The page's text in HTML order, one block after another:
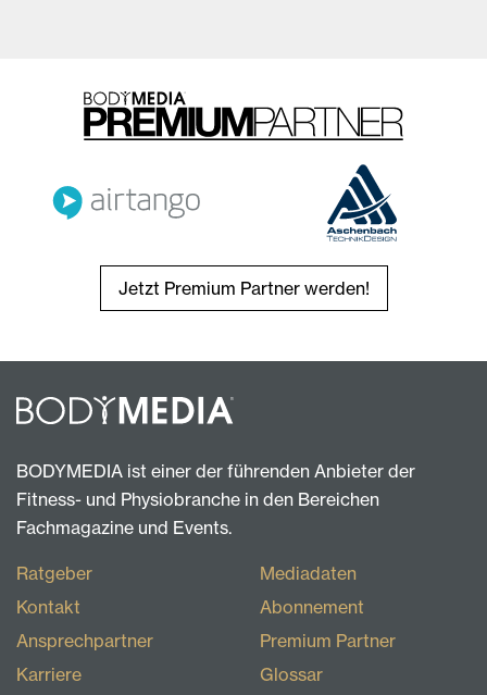
Jetzt Premium Partner werden!
BODYMEDIA ist einer der führenden Anbieter der
Fitness- und Physiobranche in den Bereichen
Fachmagazine und Events.
Ratgeber
Kontakt
Ansprechpartner
Karriere
Mediadaten
Abonnement
Premium Partner
Glossar